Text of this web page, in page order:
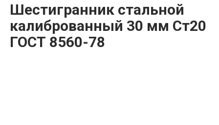
Шестигранник стальной
калиброванный 30 мм Ст20
ГОСТ 8560-78